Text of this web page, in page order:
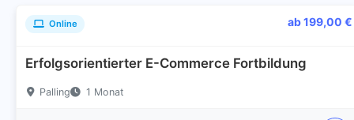
Online ab 199,00 €
Erfolgsorientierter E-Commerce Fortbildung
Palling 1 Monat